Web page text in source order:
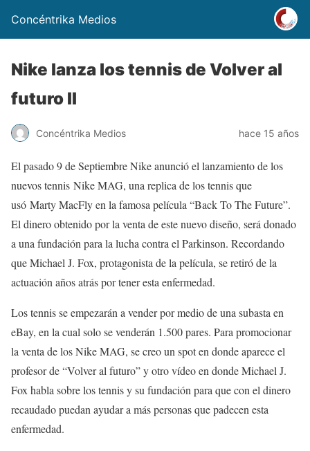
Concéntrika Medios
Nike lanza los tennis de Volver al
futuro II
Concéntrika Medios hace 15 años
El pasado 9 de Septiembre Nike anunció el lanzamiento de los
nuevos tennis NikeMAG, una replica de lostennisque
usó MartyMacFly en la famosa película “BackToTheFuture”.
El dinero obtenido por la venta de este nuevo diseño, será donado
a una fundación para la lucha contra el Parkinson. Recordando
queMichael J. Fox, protagonista de la película, se retiró de la
actuación años atrás por tener esta enfermedad.
Lostennisse empezarán a vender por medio de una subasta en
eBay, en la cual solo se venderán 1.500 pares. Para promocionar
la venta de losNikeMAG, se creo un spoten donde aparece el
profesor de “Volver al futuro” y otro vídeo en dondeMichael J.
Fox habla sobre lostennisysu fundación para que con el dinero
recaudado puedan ayudar a más personas que padecen esta
enfermedad.